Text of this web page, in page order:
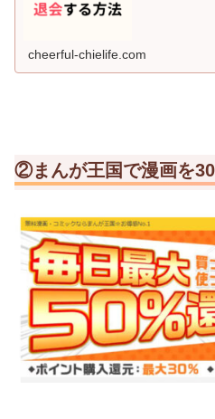
cheerful-chielife.com
②まんが王国で漫画を